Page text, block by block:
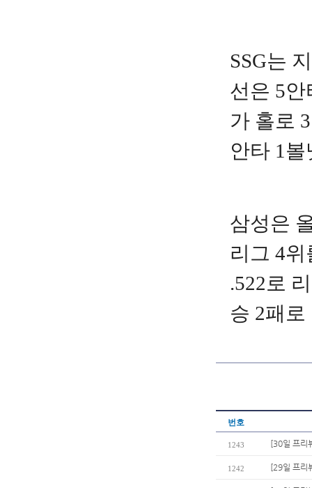
SSG는
선은 5
가 홀로
안타 1
삼성은
리그 4위
.522로
승 2패로
번호
1243 [30일 프리
1242 [29일 프리